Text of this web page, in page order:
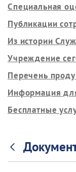
Специальная
Публикации
Из истории
Учреждение
Перечень
Информация
Бесплатные